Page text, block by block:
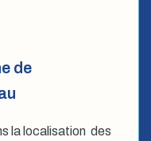
de
la localisation des